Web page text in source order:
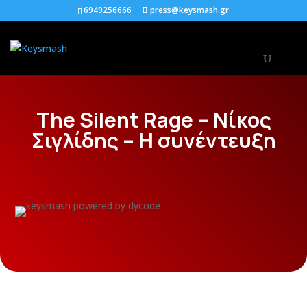
6949256666 press@keysmash.gr
The Silent Rage – Νίκος
Σιγλίδης – Η συνέντευξη